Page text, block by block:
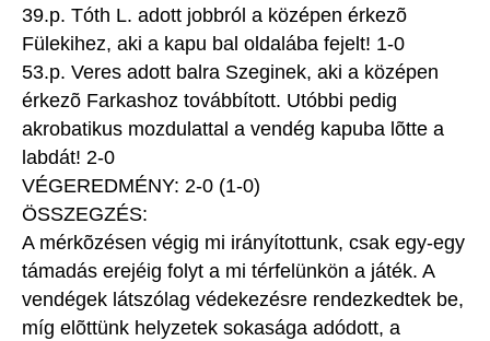
39.p. Tóth L. adott jobbról a középen érkezõ
Fülekihez, aki a kapu bal oldalába fejelt! 1-0
53.p. Veres adott balra Szeginek, aki a középen
érkezõ Farkashoz továbbított. Utóbbi pedig
akrobatikus mozdulattal a vendég kapuba lõtte a
labdát! 2-0
VÉGEREDMÉNY: 2-0 (1-0)
ÖSSZEGZÉS:
A mérkõzésen végig mi irányítottunk, csak egy-egy
támadás erejéig folyt a mi térfelünkön a játék. A
vendégek látszólag védekezésre rendezkedtek be,
míg elõttünk helyzetek sokasága adódott, a